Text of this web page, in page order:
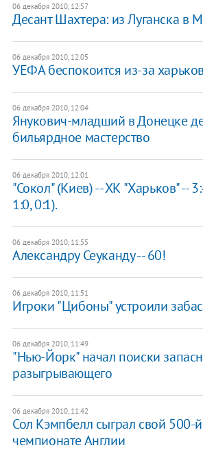
06 декабря 2010, 12:57
Десант Шахтера: из Луганска в
06 декабря 2010, 12:05
УЕФА беспокоится из-за
06 декабря 2010, 12:04
Янукович-младший в Донецке
бильярдное мастерство
06 декабря 2010, 12:01
"Сокол" (Киев) -- ХК "Харьков" --
1:0, 0:1).
06 декабря 2010, 11:55
Александру Сеуканду -- 60!
06 декабря 2010, 11:51
Игроки "Цибоны" устроили
06 декабря 2010, 11:49
"Нью-Йорк" начал поиски
разыгрывающего
06 декабря 2010, 11:42
Сол Кэмпбелл сыграл свой 500-
чемпионате Англии